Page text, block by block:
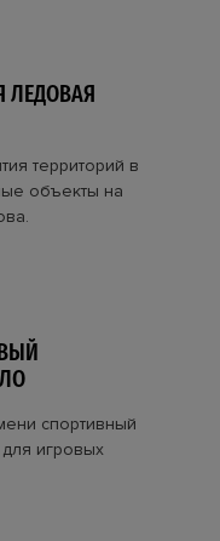
ЛЕДОВАЯ
территорий в
объекты на
спортивный
игровых